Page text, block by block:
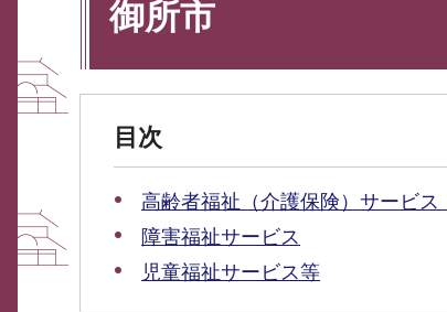
御所市
目次
高齢者福祉（介護保険）サービス
障害福祉サービス
児童福祉サービス等